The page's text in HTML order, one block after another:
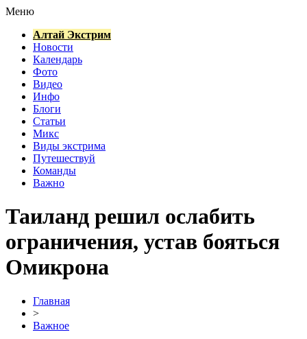
Меню
Алтай Экстрим
Новости
Календарь
Фото
Видео
Инфо
Блоги
Статьи
Микс
Виды экстрима
Путешествуй
Команды
Важно
Таиланд решил ослабить
ограничения, устав бояться
Омикрона
Главная
>
Важное